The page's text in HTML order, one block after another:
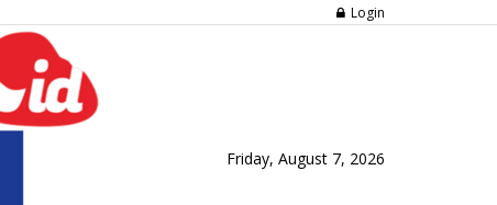
Login
Friday, August 7, 2026